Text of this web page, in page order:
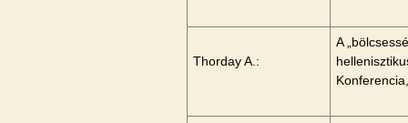
Thorday A.:
A